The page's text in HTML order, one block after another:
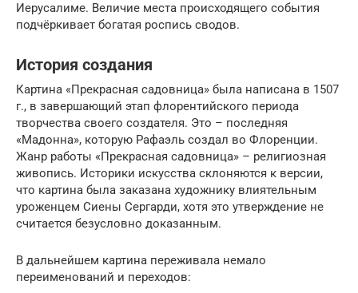
Иерусалиме. Величие места происходящего события
подчёркивает богатая роспись сводов.
История создания
Картина «Прекрасная садовница» была написана в 1507
г., в завершающий этап флорентийского периода
творчества своего создателя. Это – последняя
«Мадонна», которую Рафаэль создал во Флоренции.
Жанр работы «Прекрасная садовница» – религиозная
живопись. Историки искусства склоняются к версии,
что картина была заказана художнику влиятельным
уроженцем Сиены Сергарди, хотя это утверждение не
считается безусловно доказанным.
В дальнейшем картина переживала немало
переименований и переходов: